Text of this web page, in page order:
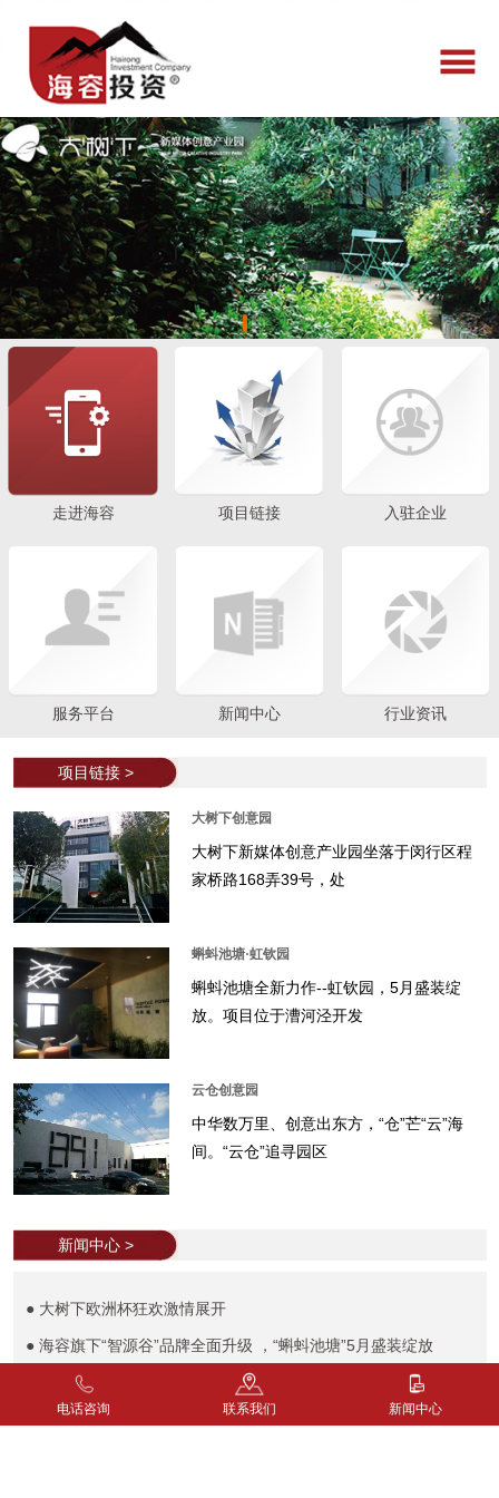
走进海容 项目链接 入驻企业
服务平台 新闻中心 行业资讯
项目链接 >
大树下创意园
大树下新媒体创意产业园坐落于闵行区程
家桥路168弄39号，处
蝌蚪池塘·虹钦园
蝌蚪池塘全新力作--虹钦园，5月盛装绽
放。项目位于漕河泾开发
云仓创意园
中华数万里、创意出东方，“仓”芒“云”海
间。“云仓”追寻园区
新闻中心 >
● 大树下欧洲杯狂欢激情展开
● 海容旗下“智源谷”品牌全面升级 ，“蝌蚪池塘”5月盛装绽放
● 寻大树根源，访生态安吉——海容2016中介福利活动圆满落幕
● 【橙心橙意，感恩同行】
电话咨询 联系我们 新闻中心